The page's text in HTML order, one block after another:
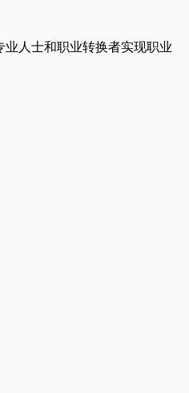
人士和职业转换者实现职业